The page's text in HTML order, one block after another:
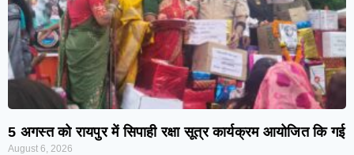
5 अगस्त को रायपुर में सिपाही रक्षा सूत्र कार्यक्रम आयोजित कि गई
August 6, 2026